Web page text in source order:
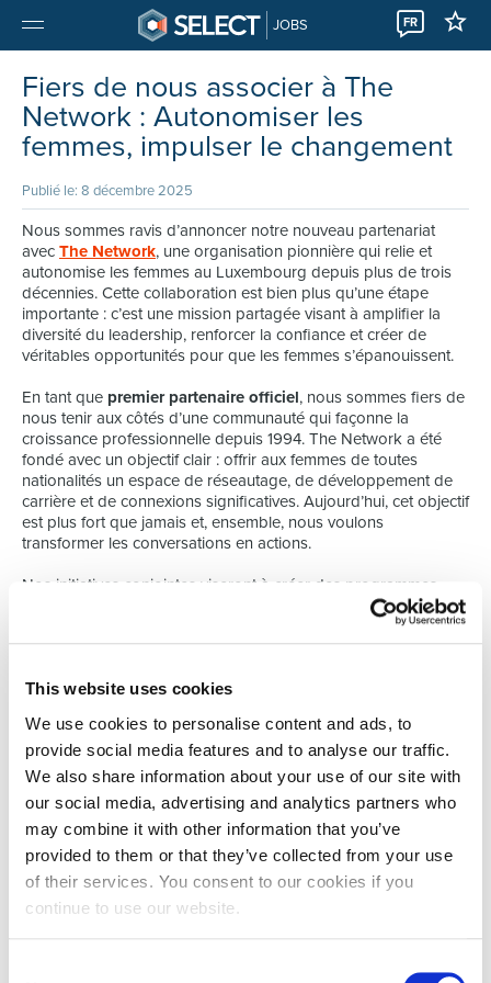
This website uses cookies
We use cookies to personalise content and ads, to
provide social media features and to analyse our traffic.
We also share information about your use of our site with
our social media, advertising and analytics partners who
may combine it with other information that you’ve
provided to them or that they’ve collected from your use
of their services. You consent to our cookies if you
continue to use our website.
JOBS FR
Fiers de nous associer à The
Network : Autonomiser les
femmes, impulser le changement
Publié le: 8 décembre 2025
Nous sommes ravis d’annoncer notre nouveau partenariat
avec The Network, une organisation pionnière qui relie et
autonomise les femmes au Luxembourg depuis plus de trois
décennies. Cette collaboration est bien plus qu’une étape
importante : c’est une mission partagée visant à amplifier la
diversité du leadership, renforcer la confiance et créer de
véritables opportunités pour que les femmes s’épanouissent.
En tant que premier partenaire officiel, nous sommes fiers de
nous tenir aux côtés d’une communauté qui façonne la
croissance professionnelle depuis 1994. The Network a été
fondé avec un objectif clair : offrir aux femmes de toutes
nationalités un espace de réseautage, de développement de
carrière et de connexions significatives. Aujourd’hui, cet objectif
est plus fort que jamais et, ensemble, nous voulons
transformer les conversations en actions.
Nos initiatives conjointes viseront à créer des programmes
percutants favorisant la visibilité, le leadership et le
développement personnel. Des événements mensuels aux
discussions stimulantes, nous travaillerons main dans la main
confiance nécessaires pourréussir dans leur carrière
Breanna Schaefer-O'Reilly, Country Manager Select HR
Luxembourg, partage : « Ce partenariat est profondément
personnel pour nous. Autonomiser les femmes et promouvoir
un leadership inclusif n’est pas seulement un objectif, c’est une
responsabilité. Avec The Network, nous nous engageons à
créer des espaces où les femmes se sentent vues, entendues
et soutenues à chaque étape de leur parcours professionnel.
»
Un grand merci à Monika Ruseva, Patricia Martin et Victoria